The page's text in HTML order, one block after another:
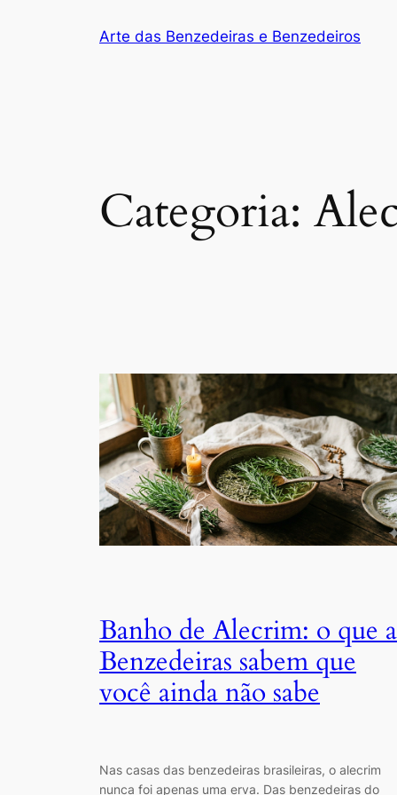
Arte das Benzedeiras e Benzedeiros
Categoria:
Banho de Alecrim: o que
Benzedeiras sabem que
você ainda não sabe
Nas casas das benzedeiras brasileiras, o alecrim
nunca foi apenas uma erva. Das benzedeiras do